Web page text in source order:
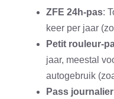
ZFE 24h-pas:
keer per jaar
Petit rouleur-
jaar, meestal
autogebruik
Pass journalier